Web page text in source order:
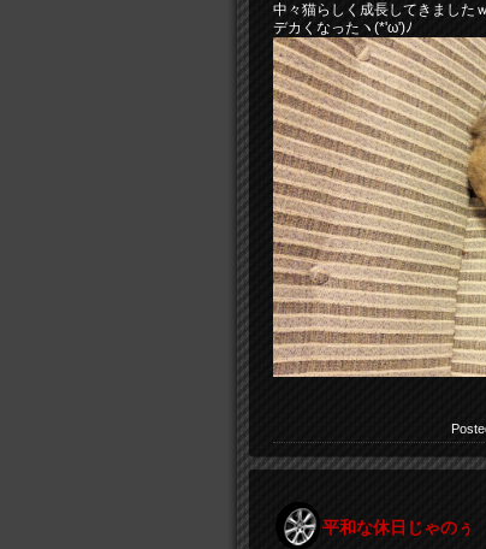
中々猫らしく成長してきましたｗ
デカくなったヽ(*'ω')ﾉ
平和な休日じゃのぅ